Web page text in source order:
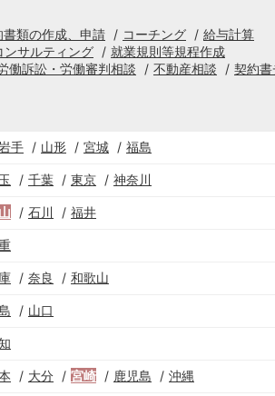
書類の作成、申請 コーチング
給与計算
ンサルティング
就業規則等規程作成
働訴訟・労働審判相談 不動産相談
契約書
手 山形 宮城 福島
千葉 東京 神奈川
石川 福井
奈良 和歌山
山口
大分 宮崎 鹿児島 沖縄